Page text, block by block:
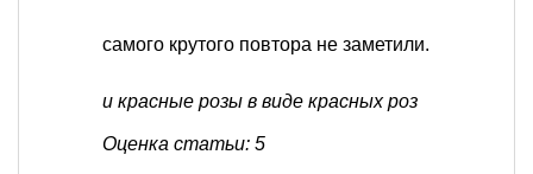
самого крутого повтора не заметили.
и красные розы в виде красных роз
Оценка статьи: 5